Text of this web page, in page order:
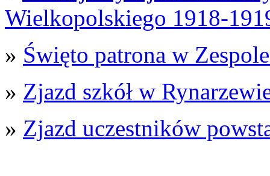
Wielkopolskiego 1918-
» Święto patrona w
» Zjazd szkół w
» Zjazd uczestników